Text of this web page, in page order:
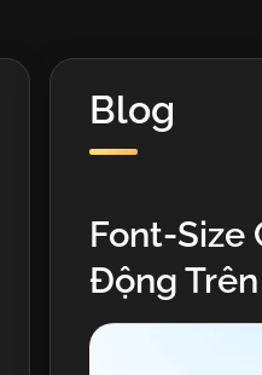
Blog
Font-Size
Động